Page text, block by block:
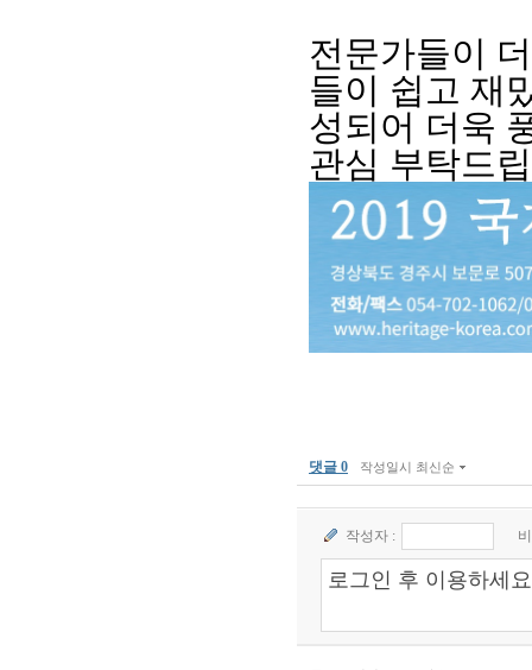
전문가들이
들이 쉽고 재
성되어 더욱
관심 부탁드
댓글 0 작성일시 최신순
작성자 :